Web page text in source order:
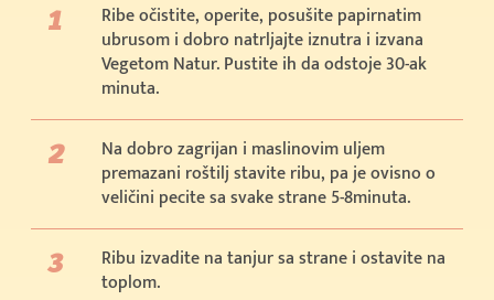
Ribe očistite, operite, posušite papirnatim
ubrusom i dobro natrljajte iznutra i izvana
Vegetom Natur. Pustite ih da odstoje 30-ak
minuta.
Na dobro zagrijan i maslinovim uljem
premazani roštilj stavite ribu, pa je ovisno o
veličini pecite sa svake strane 5-8minuta.
Ribu izvadite na tanjur sa strane i ostavite na
toplom.